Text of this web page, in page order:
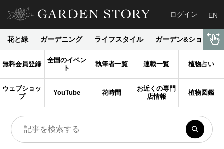
ログイン EN
花と緑 ガーデニング ライフスタイル ガーデン&ショップ
無料会員登録
全国のイベン
ト
執筆者一覧 連載一覧 植物占い
ウェブショッ
プ
YouTube 花時間
お近くの専門
店情報
植物図鑑